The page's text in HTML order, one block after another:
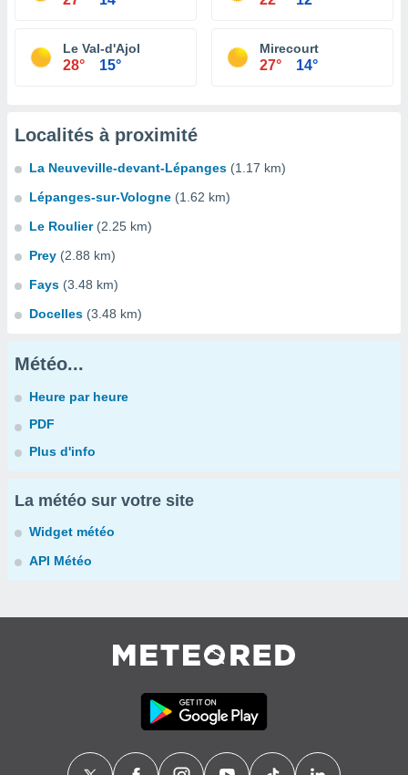
Le Val-d'Ajol
28° 15°
Mirecourt
27° 14°
Localités à proximité
La Neuveville-devant-Lépanges (1.17 km)
Lépanges-sur-Vologne (1.62 km)
Le Roulier (2.25 km)
Prey (2.88 km)
Fays (3.48 km)
Docelles (3.48 km)
Météo...
Heure par heure
PDF
Plus d'info
La météo sur votre site
Widget météo
API Météo